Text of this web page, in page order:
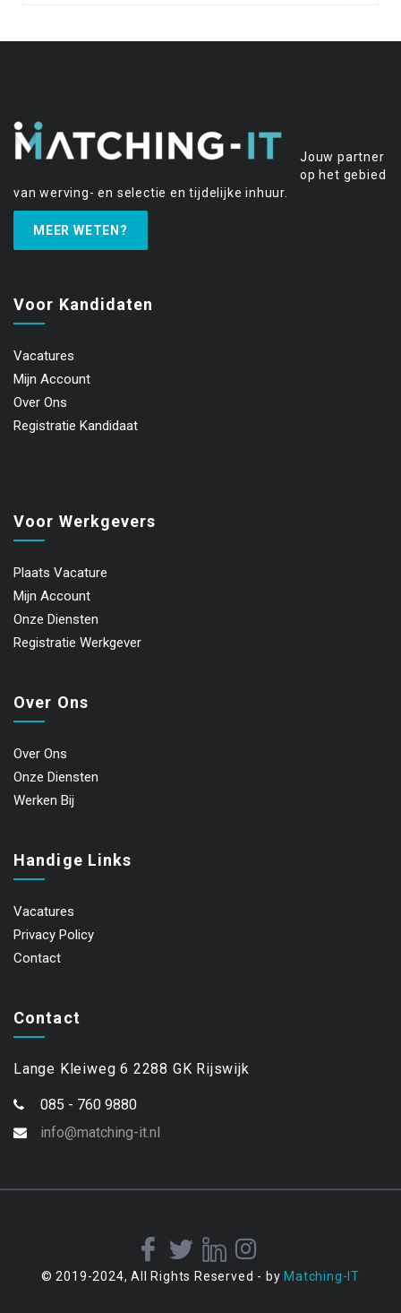
Jouw partner
op het gebied
van werving- en selectie en tijdelijke inhuur.
MEER WETEN?
Voor Kandidaten
Vacatures
Mijn Account
Over Ons
Registratie Kandidaat
Voor Werkgevers
Plaats Vacature
Mijn Account
Onze Diensten
Registratie Werkgever
Over Ons
Over Ons
Onze Diensten
Werken Bij
Handige Links
Vacatures
Privacy Policy
Contact
Contact
Lange Kleiweg 6 2288 GK Rijswijk
085 - 760 9880
info@matching-it.nl
© 2019-2024, All Rights Reserved - by Matching-IT